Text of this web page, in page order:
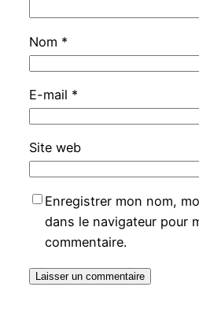
Nom *
E-mail *
Site web
Enregistrer mon nom,
dans le navigateur pour
commentaire.